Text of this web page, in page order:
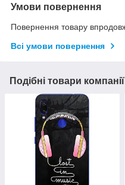
Умови повернення
Повернення товару
Всі умови повернення
Подібні товари компанії